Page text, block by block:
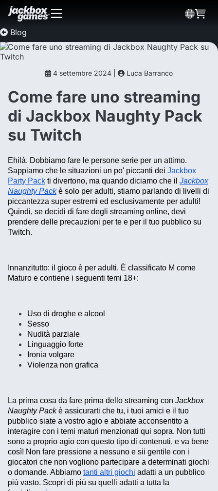
Blog
4 settembre 2024 | Luca Barranco
Come fare uno streaming
di Jackbox Naughty Pack
su Twitch
Ehilà. Dobbiamo fare le persone serie per un attimo.
Sappiamo che le situazioni un po' piccanti dei Jackbox
Party Pack ti divertono, ma quando diciamo che il Jackbox
Naughty Packè solo per adulti, stiamo parlando di livelli di
piccantezza super estremi ed esclusivamente per adulti!
Quindi, se decidi di fare degli streaming online, devi
prendere delle precauzioni per te e per il tuo pubblico su
Twitch.
Innanzitutto: il gioco è per adulti. È classificato M come
Maturo e contiene i seguenti temi 18+:
Uso di droghe e alcool
Sesso
Nudità parziale
Linguaggio forte
Ironia volgare
Violenza non grafica
La prima cosa da fare prima dello streaming con Jackbox
Naughty Packè assicurarti che tu, i tuoi amici e il tuo
pubblico siate a vostro agio e abbiate acconsentito a
interagire con i temi maturi menzionati qui sopra. Non tutti
sono a proprio agio con questo tipo di contenuti, e va bene
così! Non fare pressione a nessuno e sii gentile con i
giocatori che non vogliono partecipare a determinati giochi
o domande. Abbiamo tanti altri giochi adatti a un pubblico
più vasto. Scopri di più su quelli adatti a tutta la